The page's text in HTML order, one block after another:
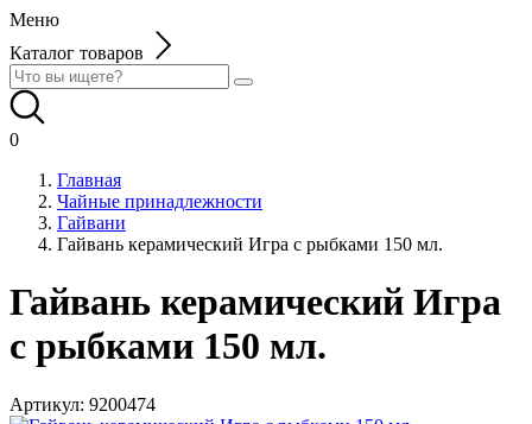
Меню
Каталог товаров
0
Главная
Чайные принадлежности
Гайвани
Гайвань керамический Игра с рыбками 150 мл.
Гайвань керамический Игра
с рыбками 150 мл.
Артикул: 9200474